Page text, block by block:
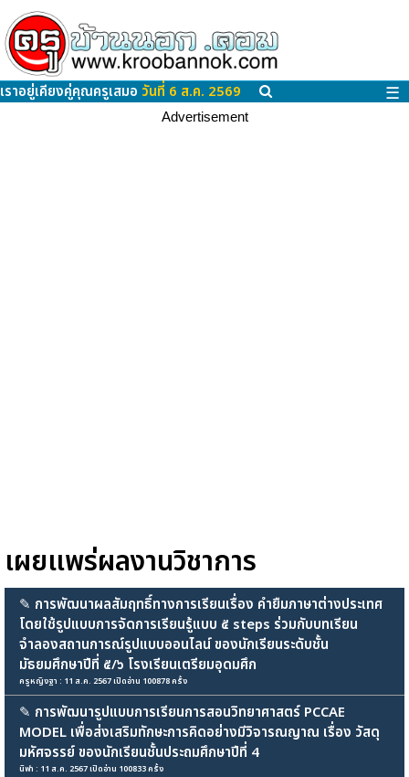
เราอยู่เคียงคู่คุณครูเสมอ วันที่ 6 ส.ค. 2569 ☰
Advertisement
เผยแพร่ผลงานวิชาการ
✎ การพัฒนาผลสัมฤทธิ์ทางการเรียนเรื่อง คำยืมภาษาต่างประเทศ
โดยใช้รูปแบบการจัดการเรียนรู้แบบ ๕ steps ร่วมกับบทเรียน
จำลองสถานการณ์รูปแบบออนไลน์ ของนักเรียนระดับชั้น
มัธยมศึกษาปีที่ ๕/๖ โรงเรียนเตรียมอุดมศึก
ครูหญิงฐา : 11 ส.ค. 2567 เปิดอ่าน 100878 ครั้ง
✎ การพัฒนารูปแบบการเรียนการสอนวิทยาศาสตร์ PCCAE
MODEL เพื่อส่งเสริมทักษะการคิดอย่างมีวิจารณญาณ เรื่อง วัสดุ
มหัศจรรย์ ของนักเรียนชั้นประถมศึกษาปีที่ 4
นิฟา : 11 ส.ค. 2567 เปิดอ่าน 100833 ครั้ง